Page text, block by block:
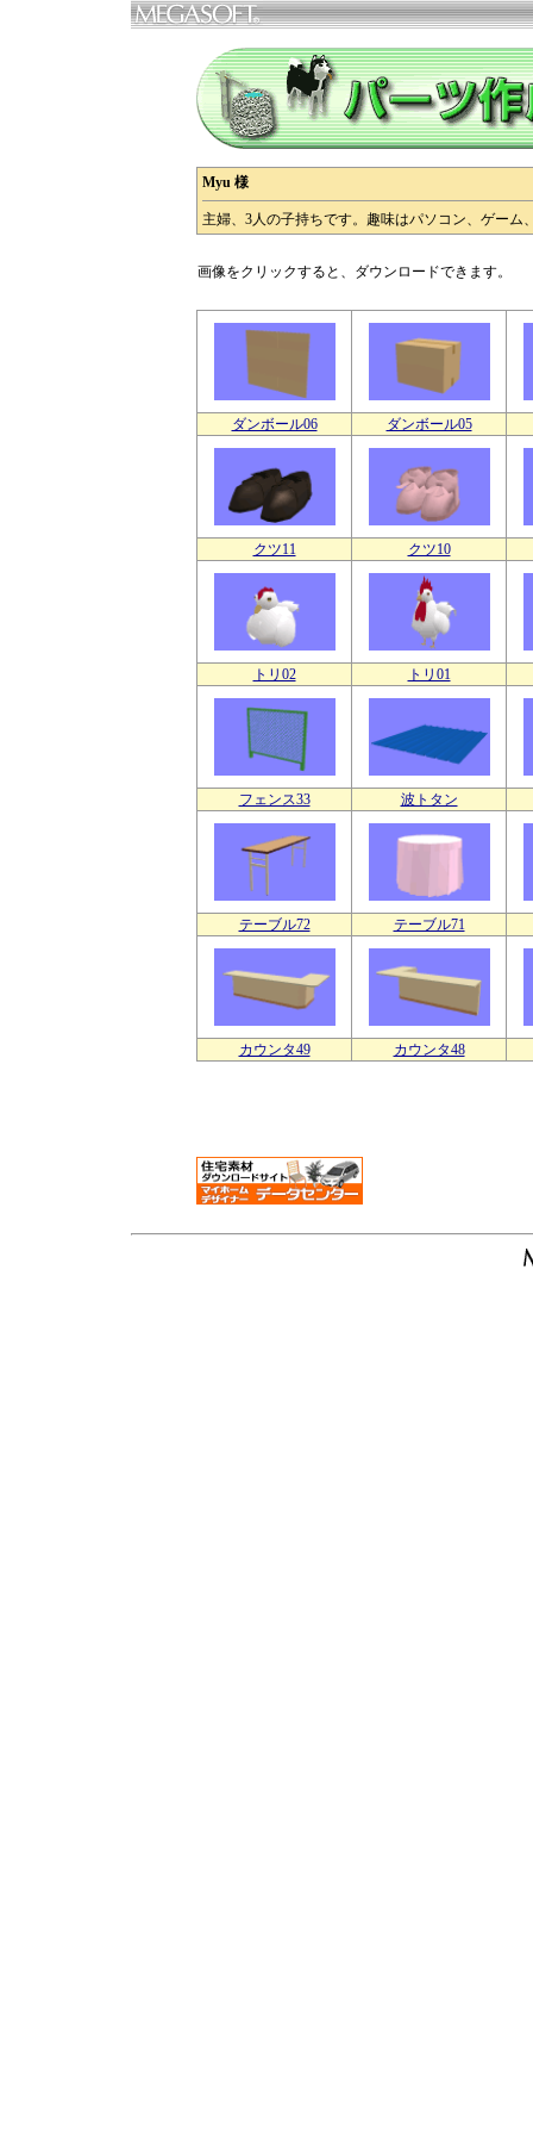
Myu 様
主婦、3人の子持ちです。趣味はパソコン、ゲーム
画像をクリックすると、ダウンロードできます。
ダンボール06 ダンボール05
クツ11 クツ10
トリ02 トリ01
フェンス33 波トタン
テーブル72 テーブル71
カウンタ49 カウンタ48